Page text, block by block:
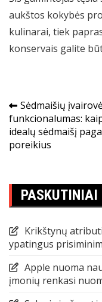
aukštos kokybės
kulinarai, tiek
konservais galite
Navigacija
tarp
įrašų
Sėdmaišių
funkcionalumas:
idealų sėdmaišį
poreikius
Krikštynų
ypatingus
Apple nuoma
įmonių renkasi